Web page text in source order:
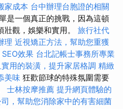
家成本 台中辦理台胞證的相關
是一個真正的挑戰，因為這頓
觀，娛樂和實用。 旅行社代
理 近視矯正方法，幫助您重獲
效果 台北記帳士事務所專業
用的裝潢，提升家居格調 精緻
美味 狂歡節球的特殊氛圍需要
士林按摩推薦 提升網頁體驗的
，幫助您消除家中的有害細菌